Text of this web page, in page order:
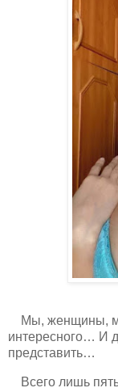
Мы, женщины,
интересного… И
представить…
Всего лишь